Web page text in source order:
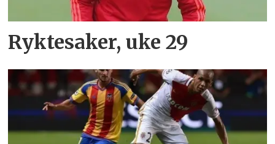
Ryktesaker, uke 29